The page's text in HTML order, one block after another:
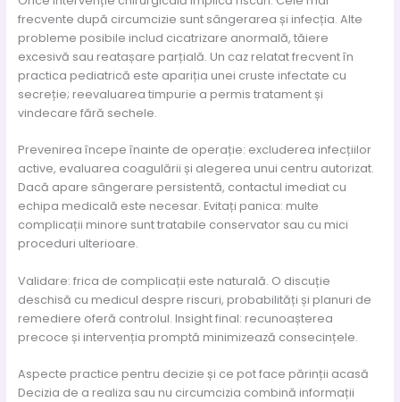
frecvente după circumcizie sunt sângerarea și infecția. Alte
probleme posibile includ cicatrizare anormală, tăiere
excesivă sau reatașare parțială. Un caz relatat frecvent în
practica pediatrică este apariția unei cruste infectate cu
secreție; reevaluarea timpurie a permis tratament și
vindecare fără sechele.
Prevenirea începe înainte de operație: excluderea infecțiilor
active, evaluarea coagulării și alegerea unui centru autorizat.
Dacă apare sângerare persistentă, contactul imediat cu
echipa medicală este necesar. Evitați panica: multe
complicații minore sunt tratabile conservator sau cu mici
proceduri ulterioare.
Validare: frica de complicații este naturală. O discuție
deschisă cu medicul despre riscuri, probabilități și planuri de
remediere oferă controlul. Insight final: recunoașterea
precoce și intervenția promptă minimizează consecințele.
Aspecte practice pentru decizie și ce pot face părinții acasă
Decizia de a realiza sau nu circumcizia combină informații